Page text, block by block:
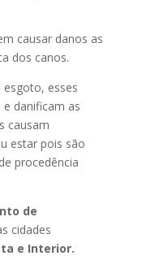
causar danos as
dos canos.
esgoto, esses
danificam as
causam
estar pois são
procedência
de
cidades
e Interior.